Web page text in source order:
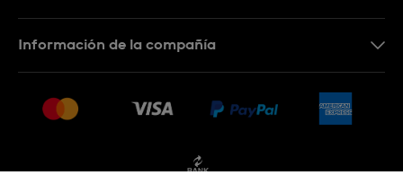
Condiciones de venta
Información de la compañía
Empleo